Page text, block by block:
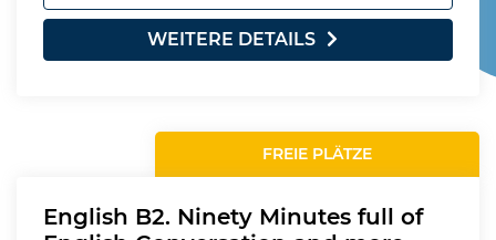
WEITERE DETAILS
FREIE PLÄTZE
English B2. Ninety Minutes full of